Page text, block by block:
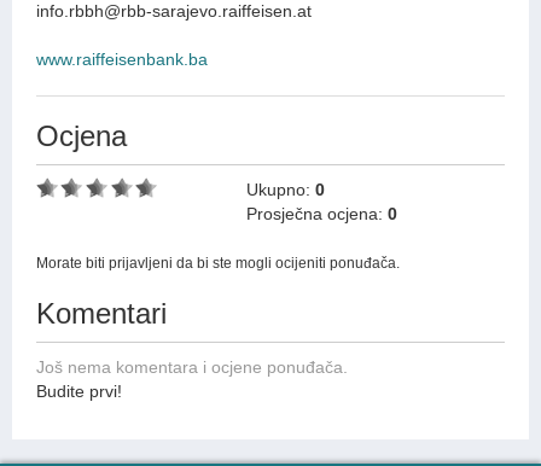
info.rbbh@rbb-sarajevo.raiffeisen.at
www.raiffeisenbank.ba
Ocjena
Ukupno:0
Prosječna ocjena:0
Morate biti prijavljeni da bi ste mogli ocijeniti ponuđača.
Komentari
Još nema komentara i ocjene ponuđača.
Budite prvi!